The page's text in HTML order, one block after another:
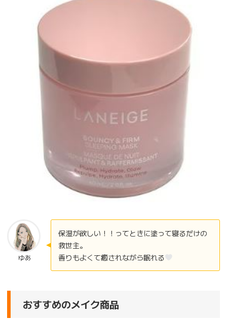
ゆあ
保湿が欲しい！！ってときに塗って寝るだけの
救世主。
香りもよくて癒されながら眠れる
おすすめのメイク商品